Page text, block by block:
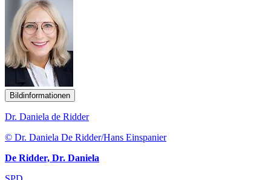
Bildinformationen
Dr. Daniela de Ridder
© Dr. Daniela De Ridder/Hans Einspanier
De Ridder, Dr. Daniela